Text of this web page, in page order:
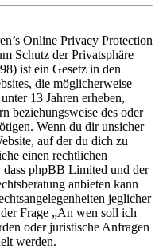
Online Privacy Protection
Schutz der Privatsphäre
ist ein Gesetz in den
die möglicherweise
13 Jahren erheben,
beziehungsweise des oder
Wenn du dir unsicher
auf der du dich zu
einen rechtlichen
dass phpBB Limited und der
anbieten kann
jeglicher
Frage „An wen soll ich
oder juristische Anfragen
werden.